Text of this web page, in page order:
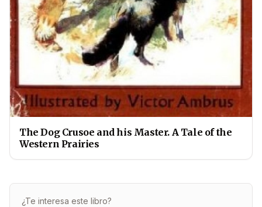
The Dog Crusoe and his Master. A Tale of the
Western Prairies
¿Te interesa este libro?